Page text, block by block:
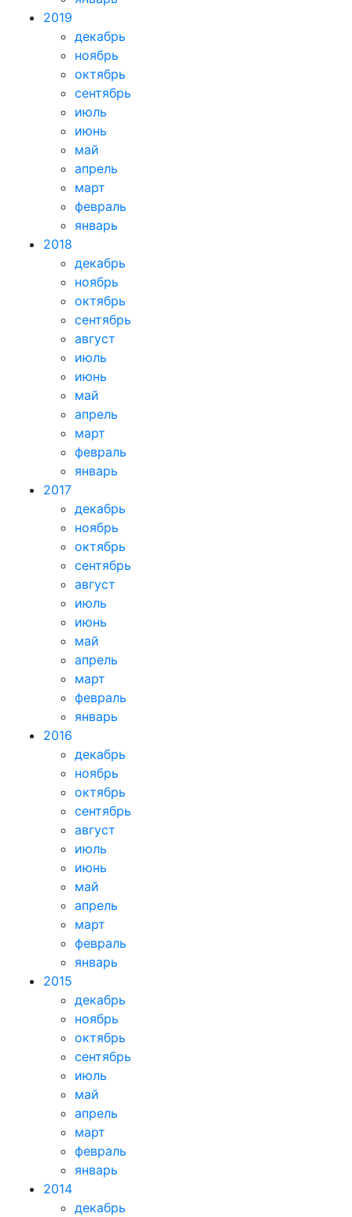
2019
декабрь
ноябрь
октябрь
сентябрь
июль
июнь
май
апрель
март
февраль
январь
2018
декабрь
ноябрь
октябрь
сентябрь
август
июль
июнь
май
апрель
март
февраль
январь
2017
декабрь
ноябрь
октябрь
сентябрь
август
июль
июнь
май
апрель
март
февраль
январь
2016
декабрь
ноябрь
октябрь
сентябрь
август
июль
июнь
май
апрель
март
февраль
январь
2015
декабрь
ноябрь
октябрь
сентябрь
июль
май
апрель
март
февраль
январь
2014
декабрь